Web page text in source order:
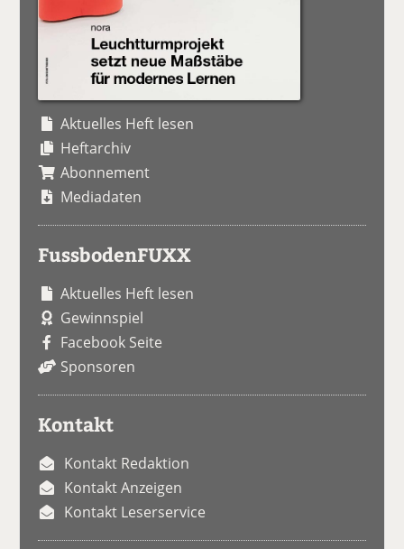
Aktuelles Heft lesen
Heftarchiv
Abonnement
Mediadaten
FussbodenFUXX
Aktuelles Heft lesen
Gewinnspiel
Facebook Seite
Sponsoren
Kontakt
Kontakt Redaktion
Kontakt Anzeigen
Kontakt Leserservice